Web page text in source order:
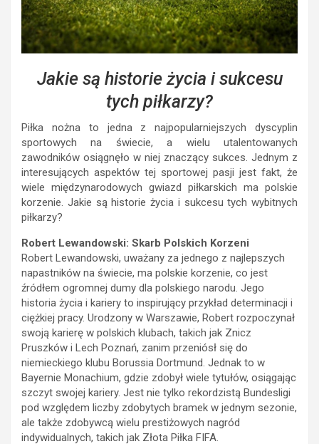
Jakie są historie życia i sukcesu
tych piłkarzy?
Piłka nożna to jedna z najpopularniejszych dyscyplin
sportowych na świecie, a wielu utalentowanych
zawodników osiągnęło w niej znaczący sukces. Jednym z
interesujących aspektów tej sportowej pasji jest fakt, że
wiele międzynarodowych gwiazd piłkarskich ma polskie
korzenie. Jakie są historie życia i sukcesu tych wybitnych
piłkarzy?
Robert Lewandowski: Skarb Polskich Korzeni
Robert Lewandowski, uważany za jednego z najlepszych
napastników na świecie, ma polskie korzenie, co jest
źródłem ogromnej dumy dla polskiego narodu. Jego
historia życia i kariery to inspirujący przykład determinacji i
ciężkiej pracy. Urodzony w Warszawie, Robert rozpoczynał
swoją karierę w polskich klubach, takich jak Znicz
Pruszków i Lech Poznań, zanim przeniósł się do
niemieckiego klubu Borussia Dortmund. Jednak to w
Bayernie Monachium, gdzie zdobył wiele tytułów, osiągając
szczyt swojej kariery. Jest nie tylko rekordzistą Bundesligi
pod względem liczby zdobytych bramek w jednym sezonie,
ale także zdobywcą wielu prestiżowych nagród
indywidualnych, takich jak Złota Piłka FIFA.